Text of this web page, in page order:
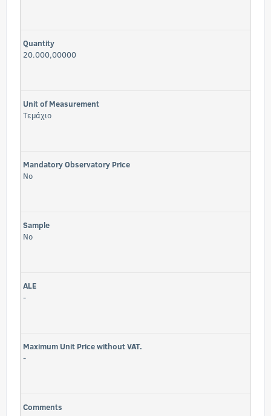
Quantity
20.000,00000
Unit of Measurement
Τεμάχιο
Mandatory Observatory Price
No
Sample
No
ALE
-
Maximum Unit Price without VAT.
-
Comments